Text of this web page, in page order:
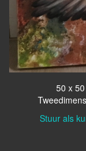
50 x
Stuur als